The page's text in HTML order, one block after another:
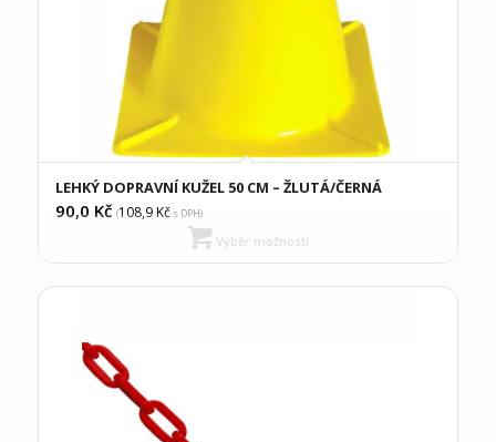
LEHKÝ DOPRAVNÍ KUŽEL 50 CM – ŽLUTÁ/ČERNÁ
90,0 Kč (108,9Kčs DPH)
Výběr možností